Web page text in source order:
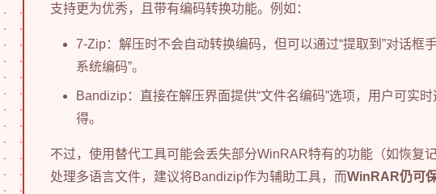
支持更为优秀，且带有编码转换功能。例如：
7-Zip：解压时不会自动转换编码，但可以通过“提取到”对话框
系统编码”。
Bandizip：直接在解压界面提供“文件名编码”选项，用户可实
得。
不过，使用替代工具可能会丢失部分WinRAR特有的功能（如恢复
处理多语言文件，建议将Bandizip作为辅助工具，而WinRAR仍可